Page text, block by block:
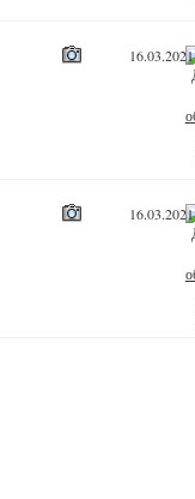
16.03.2021
16.03.2021